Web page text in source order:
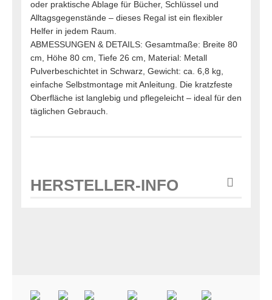
oder praktische Ablage für Bücher, Schlüssel und
Alltagsgegenstände – dieses Regal ist ein flexibler
Helfer in jedem Raum.
ABMESSUNGEN & DETAILS: Gesamtmaße: Breite 80
cm, Höhe 80 cm, Tiefe 26 cm, Material: Metall
Pulverbeschichtet in Schwarz, Gewicht: ca. 6,8 kg,
einfache Selbstmontage mit Anleitung. Die kratzfeste
Oberfläche ist langlebig und pflegeleicht – ideal für den
täglichen Gebrauch.
HERSTELLER-INFO